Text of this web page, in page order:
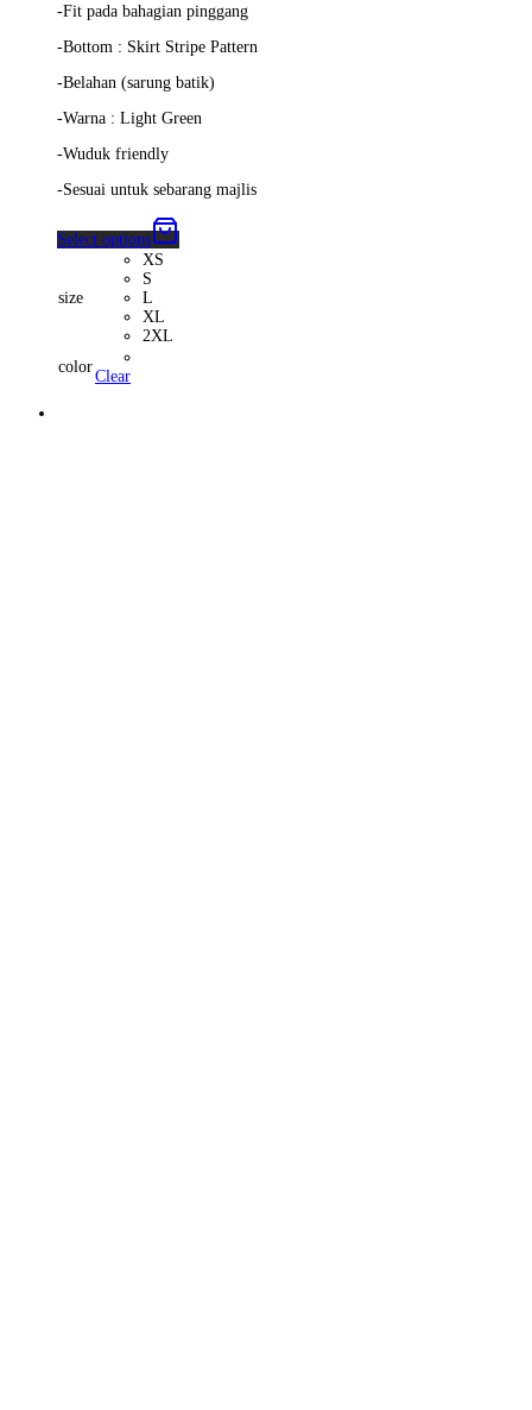
-Fit pada bahagian pinggang
-Bottom : Skirt Stripe Pattern
-Belahan (sarung batik)
-Warna : Light Green
-Wuduk friendly
-Sesuai untuk sebarang majlis
Select options
size
XS
S
L
XL
2XL
color
Clear